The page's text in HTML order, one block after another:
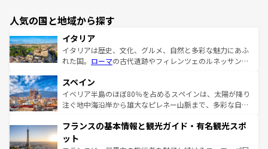
人気の国と地域から探す
イタリア
イタリアは歴史、文化、グルメ、自然と多彩な魅力にあふ
れた国。 ローマの古代遺跡やフィレンツェのルネッサンス
ろん、トスカーナの美しい田園風景やアマルフィ海岸の絶
景など、自然景観も見逃せない。観光の合間には、本場の
ピザやパスタなど、絶品のイタリア料理を堪能することも
ませてくれるイタリアで、忘れられない旅をしてみよう！
なお、新着のイタリア情報は
しい。
スペイン
イベリア半島のほぼ80％を占めるスペインは、太陽が降り
注ぐ地中海沿岸から雄大なピレネー山脈まで、多彩な自然
文化が根付くこの国では、情熱的なフラメンコ、熱気あふ
れる闘牛、そして美味しいタパスが生活の一部となってい
フランスの基本情報と観光ガイド・有名観光スポ
ット